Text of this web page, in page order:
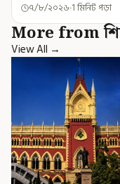
৭/৮/২০২৬ 1 মিনিট পড়া
More from
View All →